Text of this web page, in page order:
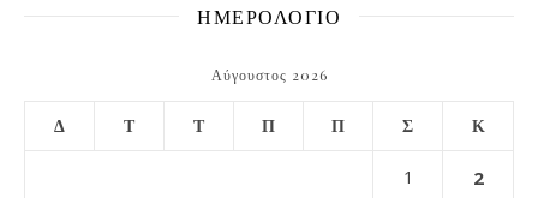
ΗΜΕΡΟΛΟΓΙΟ
Αύγουστος 2026
Δ Τ Τ Π Π Σ Κ
1 2